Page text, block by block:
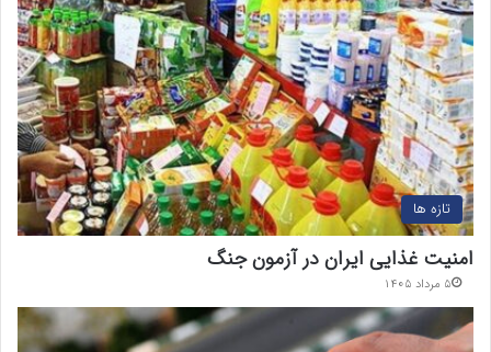
تازه ها
امنیت غذایی ایران در آزمون جنگ
۵ مرداد ۱۴۰۵